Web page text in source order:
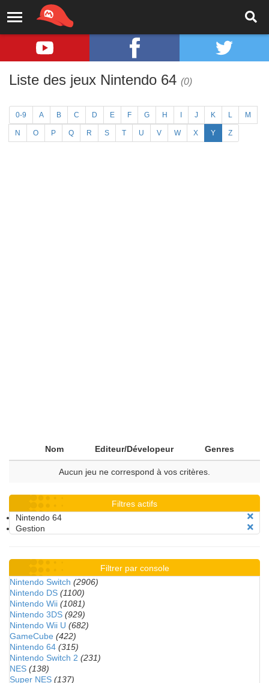
Liste des jeux Nintendo 64 (0)
0-9 A B C D E F G H J K L M
N O P Q R S T U V W X Y Z
Nom Editeur/Dévelopeur Genres
Aucun jeu ne correspond à vos critères.
Filtres actifs
Nintendo 64
Gestion
Filtrer par console
Nintendo Switch (2906)
Nintendo DS (1100)
Nintendo Wii (1081)
Nintendo 3DS (929)
Nintendo Wii U (682)
GameCube (422)
Nintendo 64 (315)
Nintendo Switch 2 (231)
NES (138)
Super NES (137)